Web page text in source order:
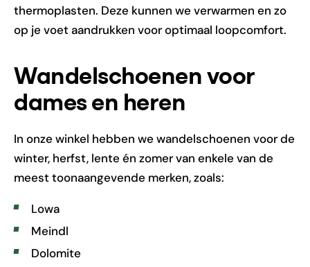
thermoplasten. Deze kunnen we verwarmen en zo
op je voet aandrukken voor optimaal loopcomfort.
Wandelschoenen voor
dames en heren
In onze winkel hebben we wandelschoenen voor de
winter, herfst, lente én zomer van enkele van de
meest toonaangevende merken, zoals:
Lowa
Meindl
Dolomite